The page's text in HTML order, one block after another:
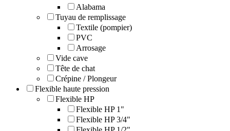
Alabama
Tuyau de remplissage
Textile (pompier)
PVC
Arrosage
Vide cave
Tête de chat
Crépine / Plongeur
Flexible haute pression
Flexible HP
Flexible HP 1"
Flexible HP 3/4"